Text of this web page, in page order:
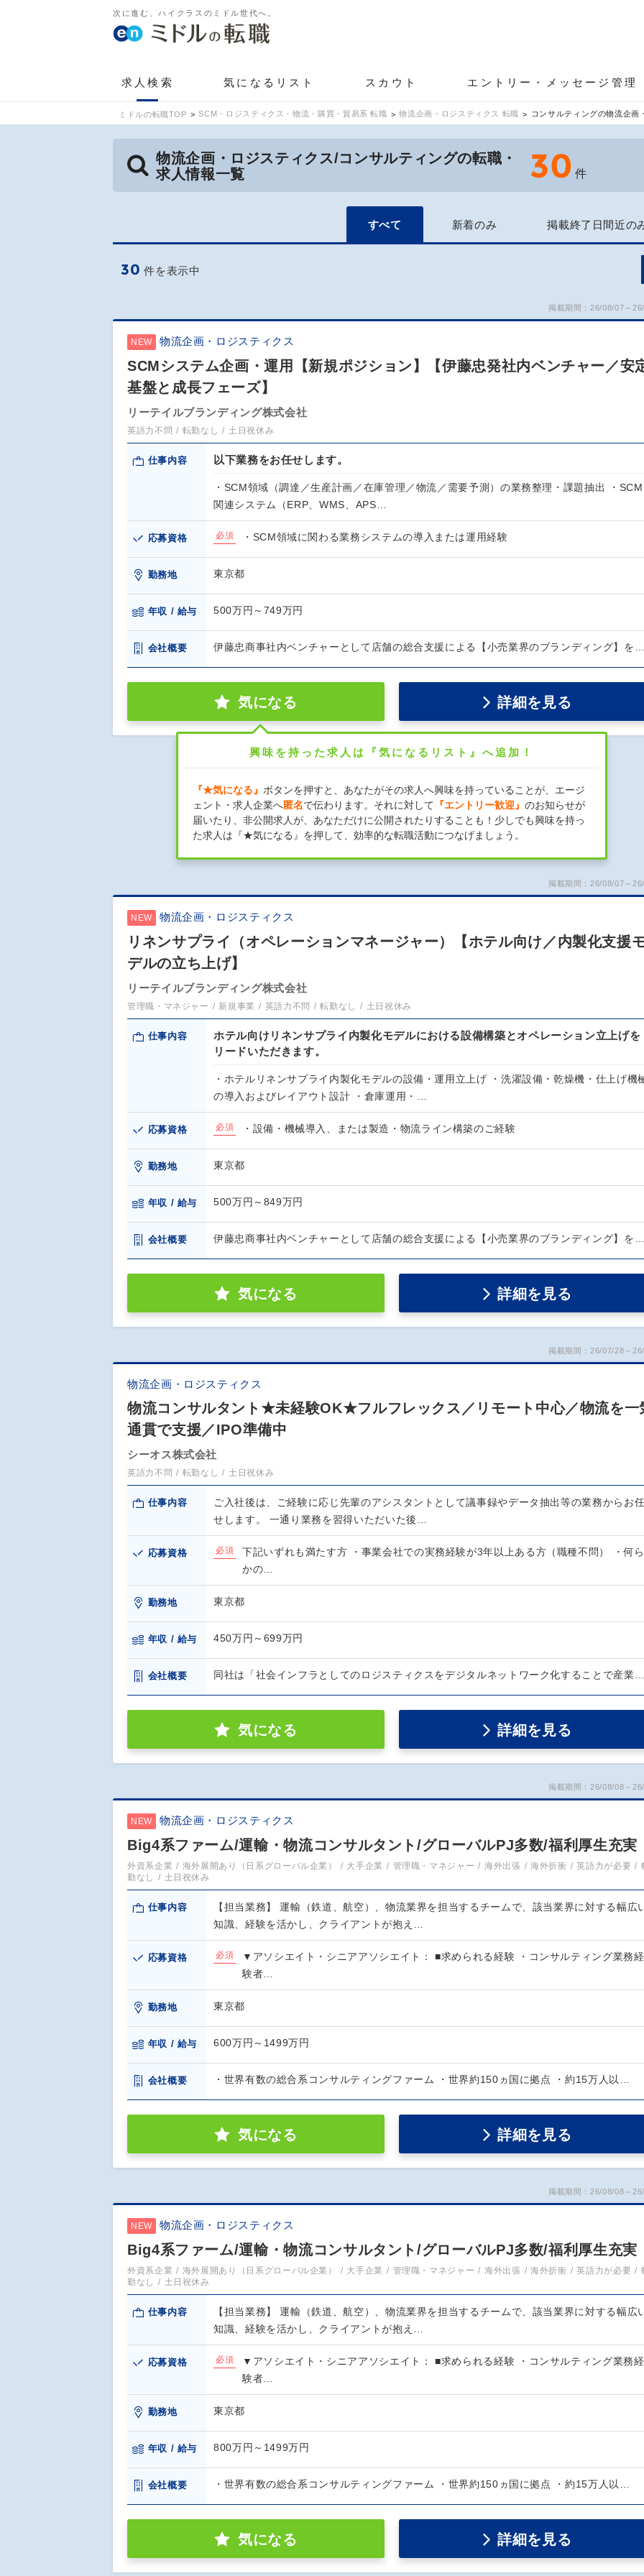
次に進む、ハイクラスのミドル世代へ。
求人検索 気になるリスト スカウト エントリー・メッセージ管理
ミドルの転職TOP SCM・ロジスティクス・物流・購買・貿易系 転職 物流企画・ロジスティクス 転職 コンサルティングの物流企
物流企画・ロジスティクス/コンサルティングの転職・
求人情報一覧
30 件
すべて 新着のみ 掲載終了日間近の
30 件を表示中
掲載期間：26/08/07～
NEW 物流企画・ロジスティクス
SCMシステム企画・運用【新規ポジション】【伊藤忠発社内ベンチャー／安
基盤と成長フェーズ】
リーテイルブランディング株式会社
英語力不問 転勤なし 土日祝休み
仕事内容 以下業務をお任せします。
・SCM領域（調達／生産計画／在庫管理／物流／需要予測）の業務整理・課題抽出 ・SCM
関連システム（ERP、WMS、APS…
応募資格 必須 ・SCM領域に関わる業務システムの導入または運用経験
勤務地 東京都
年収 / 給与 500万円～749万円
会社概要 伊藤忠商事社内ベンチャーとして店舗の総合支援による【小売業界のブランディング】を
気になる 詳細を見る
興味を持った求人は『気になるリスト』へ追加！
『★気になる』 ボタンを押すと、あなたがその求人へ興味を持っていることが、エージ
ェント・求人企業へ匿名で伝わります。それに対して 『エントリー歓迎』 のお知らせが
届いたり、非公開求人が、あなただけに公開されたりすることも！少しでも興味を持っ
た求人は『★気になる』を押して、効率的な転職活動につなげましょう。
掲載期間：26/08/07～
NEW 物流企画・ロジスティクス
リネンサプライ（オペレーションマネージャー）【ホテル向け／内製化支援
デルの立ち上げ】
リーテイルブランディング株式会社
管理職・マネジャー 新規事業 英語力不問 転勤なし 土日祝休み
仕事内容
ホテル向けリネンサプライ内製化モデルにおける設備構築とオペレーション立上げを
リードいただきます。
・ホテルリネンサプライ内製化モデルの設備・運用立上げ ・洗濯設備・乾燥機・仕上げ機
の導入およびレイアウト設計 ・倉庫運用・…
応募資格 必須 ・設備・機械導入、または製造・物流ライン構築のご経験
勤務地 東京都
年収 / 給与 500万円～849万円
会社概要 伊藤忠商事社内ベンチャーとして店舗の総合支援による【小売業界のブランディング】を
気になる 詳細を見る
掲載期間：26/07/28～
物流企画・ロジスティクス
物流コンサルタント★未経験OK★フルフレックス／リモート中心／物流を一
通貫で支援／IPO準備中
シーオス株式会社
英語力不問 転勤なし 土日祝休み
仕事内容
ご入社後は、ご経験に応じ先輩のアシスタントとして議事録やデータ抽出等の業務からお
せします。 一通り業務を習得いただいた後…
応募資格 必須
下記いずれも満たす方 ・事業会社での実務経験が3年以上ある方（職種不問） ・何ら
かの…
勤務地 東京都
年収 / 給与 450万円～699万円
会社概要 同社は「社会インフラとしてのロジスティクスをデジタルネットワーク化することで産業
気になる 詳細を見る
掲載期間：26/08/08～
NEW 物流企画・ロジスティクス
Big4系ファーム/運輸・物流コンサルタント/グローバルPJ多数/福利厚生充実
外資系企業 海外展開あり（日系グローバル企業） 大手企業 管理職・マネジャー 海外出張 海外折衝 英語力が必要
勤なし
土日祝休み
仕事内容
【担当業務】 運輸（鉄道、航空）、物流業界を担当するチームで、該当業界に対する幅広
知識、経験を活かし、クライアントが抱え…
応募資格 必須
▼アソシエイト・シニアアソシエイト： ■求められる経験 ・コンサルティング業務経
験者…
勤務地 東京都
年収 / 給与 600万円～1499万円
会社概要 ・世界有数の総合系コンサルティングファーム ・世界約150ヵ国に拠点 ・約15万人以…
気になる 詳細を見る
掲載期間：26/08/08～
NEW 物流企画・ロジスティクス
Big4系ファーム/運輸・物流コンサルタント/グローバルPJ多数/福利厚生充実
外資系企業 海外展開あり（日系グローバル企業） 大手企業 管理職・マネジャー 海外出張 海外折衝 英語力が必要
勤なし
土日祝休み
仕事内容
【担当業務】 運輸（鉄道、航空）、物流業界を担当するチームで、該当業界に対する幅広
知識、経験を活かし、クライアントが抱え…
応募資格 必須
▼アソシエイト・シニアアソシエイト： ■求められる経験 ・コンサルティング業務経
験者…
勤務地 東京都
年収 / 給与 800万円～1499万円
会社概要 ・世界有数の総合系コンサルティングファーム ・世界約150ヵ国に拠点 ・約15万人以…
気になる 詳細を見る